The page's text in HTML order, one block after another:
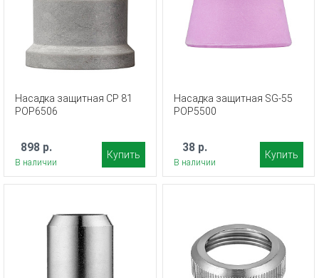
Насадка защитная CP 81
POP6506
898 р.
В наличии
Купить
Насадка защитная SG-55
POP5500
38 р.
В наличии
Купить